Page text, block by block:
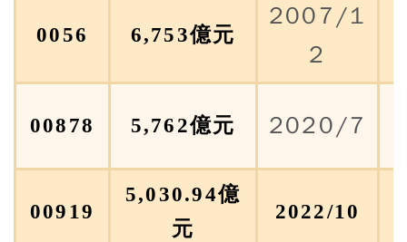
0056 6,753億元
2007/1
2
00878 5,762億元 2020/7
00919
5,030.94億
元
2022/10